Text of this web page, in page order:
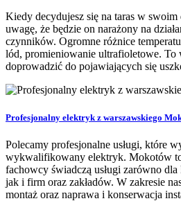
Kiedy decydujesz się na taras w
uwagę, że będzie on narażony na
czynników. Ogromne różnice
lód, promieniowanie ultrafioletowe. To
doprowadzić do pojawiających się
Profesjonalny elektryk z warszawskiego
Polecamy profesjonalne usługi, które
wykwalifikowany elektryk. Mokotów
fachowcy świadczą usługi zarówno
jak i firm oraz zakładów. W zakresie
montaż oraz naprawa i konserwacja